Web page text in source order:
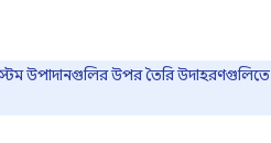
উপাদানগুলির উপর তৈরি উদাহরণগুলিতে